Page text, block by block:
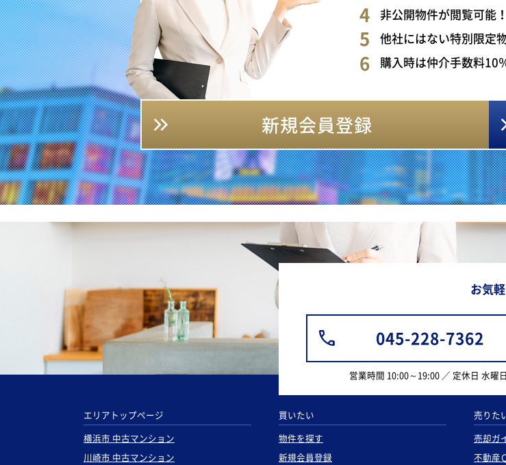
非公開物件が閲覧可能！
他社にはない特別限定
購入時は仲介手数料10
新規会員登録
お気
045-228-7362
営業時間 10:00～19:00 ／ 定休日 水曜日
エリアトップページ
横浜市 中古マンション
川崎市 中古マンション
買いたい
物件を探す
新規会員登録
売りた
売却ガ
不動産